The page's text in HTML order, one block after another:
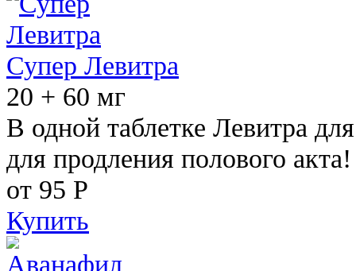
Супер Левитра
20 + 60 мг
В одной таблетке Левитра
для продления полового акта!
от 95 Р
Купить